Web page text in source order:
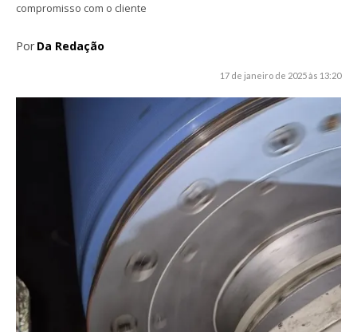
compromisso com o cliente
Por Da Redação
17 de janeiro de 2025 às 13:20